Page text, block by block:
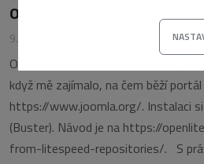
OpenLiteSpeed webserver
9. března 2021
OpenLiteSpeed webserver znám již
když mě zajímalo, na čem běží
https://www.joomla.org/. Instalaci si
(Buster). Návod je na https://
from-litespeed-repositories/. S